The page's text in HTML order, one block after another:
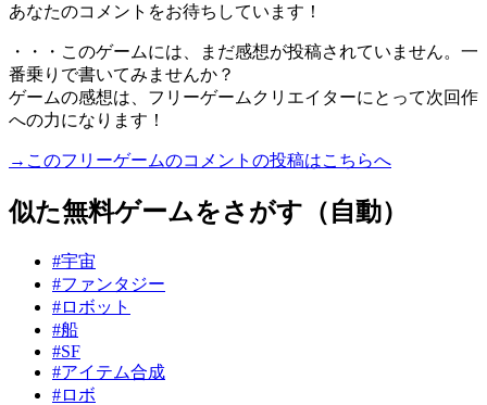
あなたのコメントをお待ちしています！
・・・このゲームには、まだ感想が投稿されていません。一
番乗りで書いてみませんか？
ゲームの感想は、フリーゲームクリエイターにとって次回作
への力になります！
→このフリーゲームのコメントの投稿はこちらへ
似た無料ゲームをさがす（自動）
#宇宙
#ファンタジー
#ロボット
#船
#SF
#アイテム合成
#ロボ